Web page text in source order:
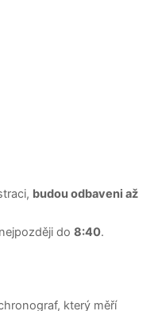
budou odbaveni až
do 8:40.
který měří